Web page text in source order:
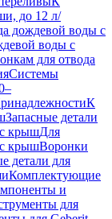
до 12 л/
дождевой воды с
воды с
для отвода
Системы
К
Запасные детали
крышДля
с крышВоронки
детали для
Комплектующие
и
для